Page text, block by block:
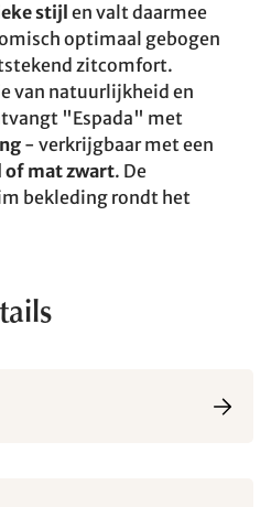
stijl en valt daarmee
optimaal gebogen
zitcomfort.
van natuurlijkheid en
"Espada" met
- verkrijgbaar met een
of mat zwart. De
bekleding rondt het